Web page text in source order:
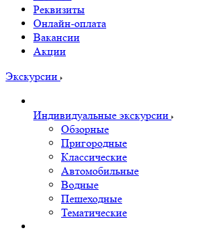
Реквизиты
Онлайн-оплата
Вакансии
Акции
Экскурсии
Индивидуальные экскурсии
Обзорные
Пригородные
Классические
Автомобильные
Водные
Пешеходные
Тематические